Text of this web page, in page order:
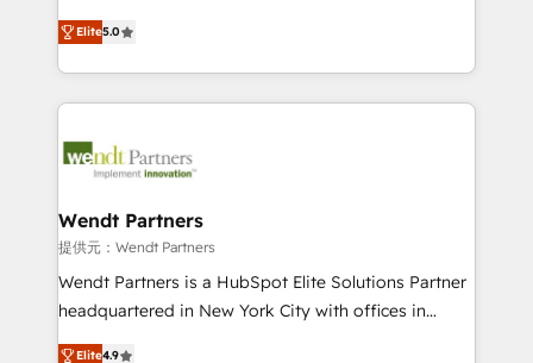
HubSpot Experts: Onboarding, migrations,
automation, and training built for adoption. ⚡ Highly
Technical Execution: ERP, EMR and Custom
Integrations; complex builds delivered in weeks, not
workflows; automation agents; process optimization
Healthcare: HIPAA implementations; secure data
workflows 💼 Financial Services: compliant
workflows; audit-ready reporting ⚖️ Legal: client
intake; pipeline and document workflows 🛒 E-
revenue automation 🏢 Real Estate: deal pipelines;
Elite5.0
Wendt Partners
提供元：Wendt Partners
Wendt Partners is a HubSpot Elite Solutions Partner
headquartered in New York City with offices in
Toronto, London and Melbourne. As a global
Elite4.9